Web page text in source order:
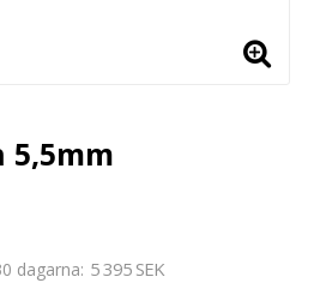
5,5mm
dagarna 5 395 SEK